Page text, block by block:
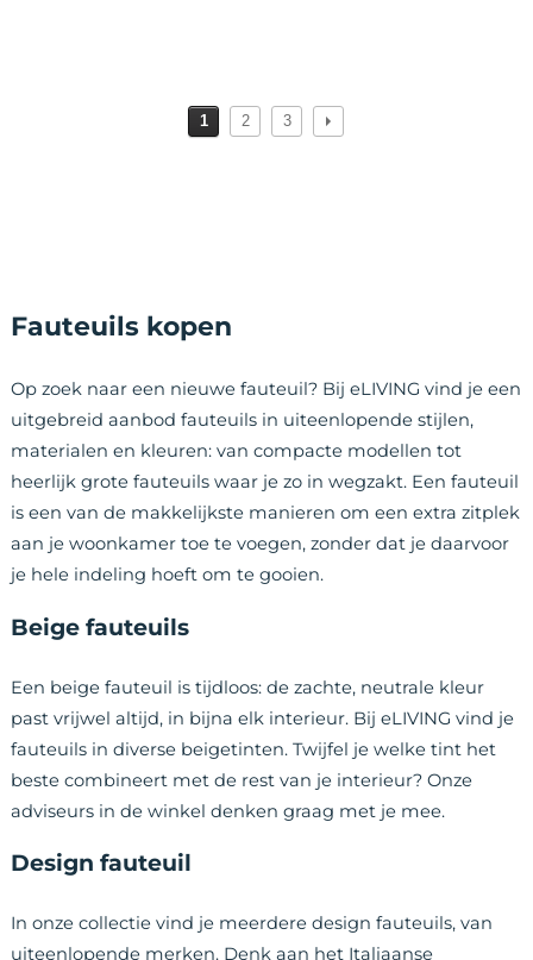
1 2 3
Fauteuils kopen
Op zoek naar een nieuwe fauteuil? Bij eLIVING vind je een
uitgebreid aanbod fauteuils in uiteenlopende stijlen,
materialen en kleuren: van compacte modellen tot
heerlijk grote fauteuils waar je zo in wegzakt. Een fauteuil
is een van de makkelijkste manieren om een extra zitplek
aan je woonkamer toe te voegen, zonder dat je daarvoor
je hele indeling hoeft om te gooien.
Beige fauteuils
Een beige fauteuil is tijdloos: de zachte, neutrale kleur
past vrijwel altijd, in bijna elk interieur. Bij eLIVING vind je
fauteuils in diverse beigetinten. Twijfel je welke tint het
beste combineert met de rest van je interieur? Onze
adviseurs in de winkel denken graag met je mee.
Design fauteuil
In onze collectie vind je meerdere design fauteuils, van
uiteenlopende merken. Denk aan het Italiaanse